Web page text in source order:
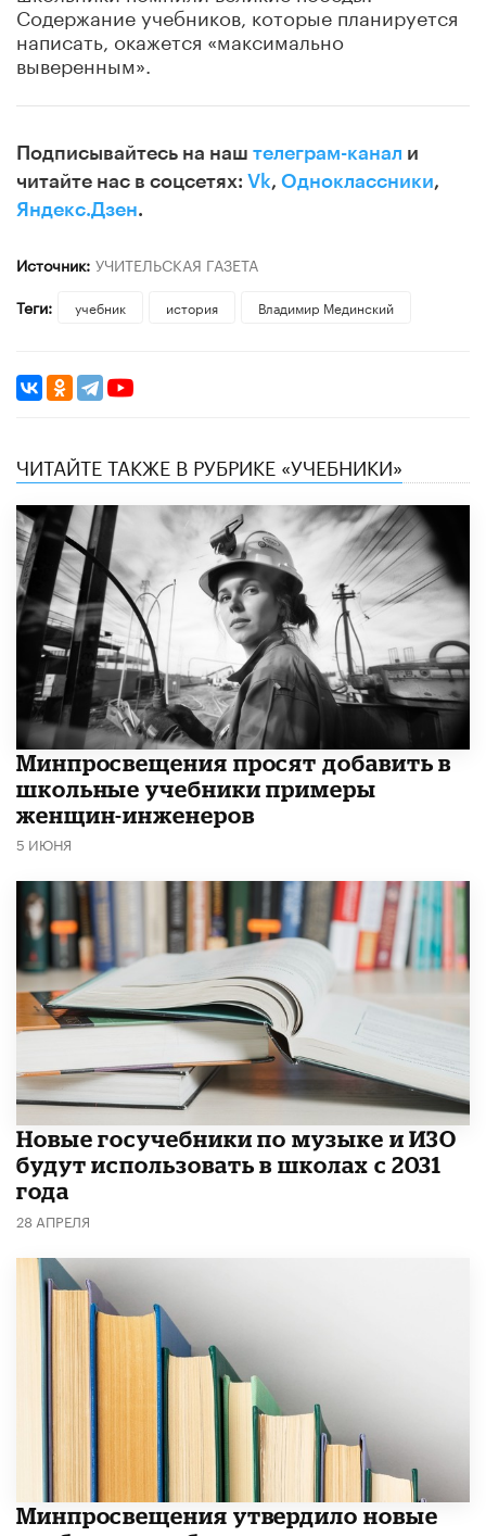
Содержание учебников, которые планируется
написать, окажется «максимально
выверенным».
Подписывайтесь на наш телеграм-канал и
читайте нас в соцсетях: Vk, Одноклассники,
Яндекс.Дзен.
Источник: УЧИТЕЛЬСКАЯ ГАЗЕТА
Теги:
учебник история Владимир Мединский
ЧИТАЙТЕ ТАКЖЕ В РУБРИКЕ «УЧЕБНИКИ»
Минпросвещения просят добавить в
школьные учебники примеры
женщин-инженеров
5 ИЮНЯ
Новые госучебники по музыке и ИЗО
будут использовать в школах с 2031
года
28 АПРЕЛЯ
Минпросвещения утвердило новые